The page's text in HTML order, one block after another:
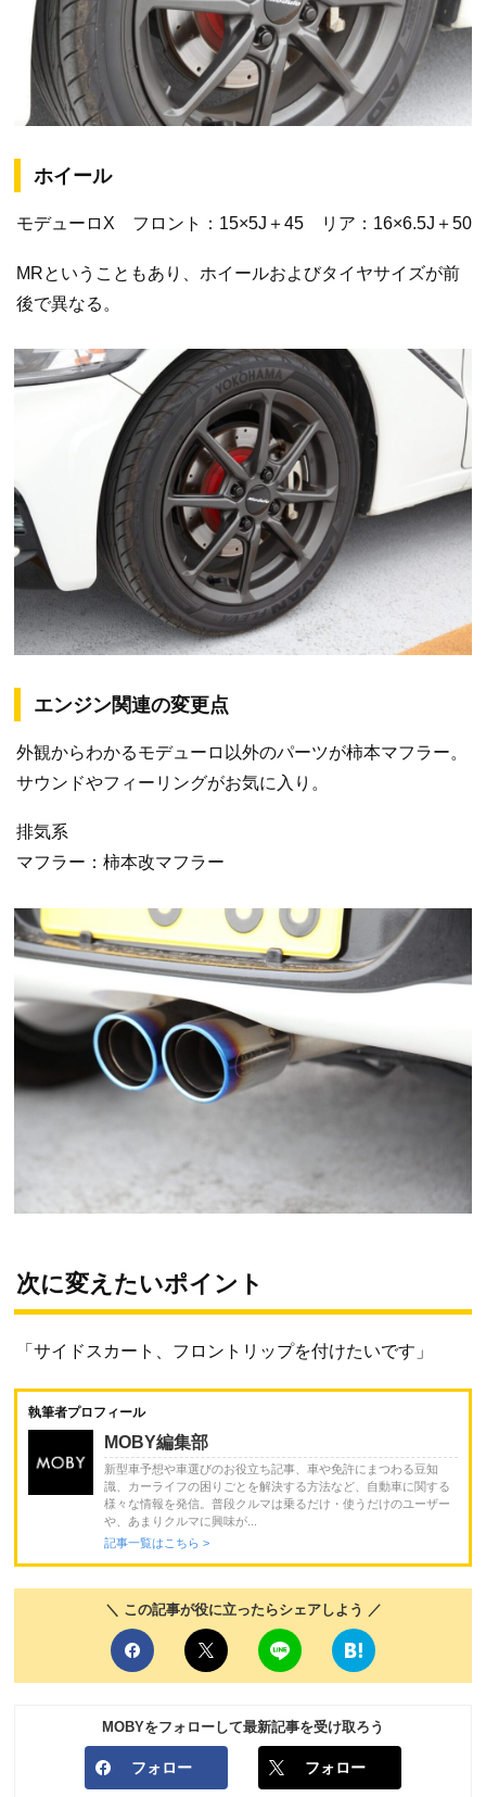
ホイール
モデューロX フロント：15×5J＋45 リア：16×6.5J＋50
MRということもあり、ホイールおよびタイヤサイズが前
後で異なる。
エンジン関連の変更点
外観からわかるモデューロ以外のパーツが柿本マフラー。
サウンドやフィーリングがお気に入り。
排気系
マフラー：柿本改マフラー
次に変えたいポイント
「サイドスカート、フロントリップを付けたいです」
執筆者プロフィール
MOBY編集部
新型車予想や車選びのお役立ち記事、車や免許にまつわる豆知
識、カーライフの困りごとを解決する方法など、自動車に関する
様々な情報を発信。普段クルマは乗るだけ・使うだけのユーザー
や、あまりクルマに興味が...
記事一覧はこちら >
＼ この記事が役に立ったらシェアしよう ／
MOBYをフォローして最新記事を受け取ろう
フォロー フォロー